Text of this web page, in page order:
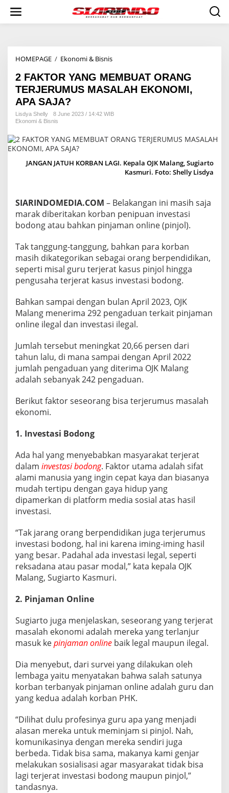
i
HOMEPAGE / Ekonomi & Bisnis
A
K
T
R
N
M
A
T
O
N
G
T
E
E
R
U
U
M
A
S
L
N
O
M
,
A
A
J
A
?
2 FAKTOR YANG MEMBUAT ORANG
TERJERUMUS MASALAH EKONOMI,
APA SAJA?
Lisdya Shelly
8 June 2023 / 14:42 WIB
Ekonomi & Bisnis
JANGAN JATUH KORBAN LAGI. Kepala OJK Malang, Sugiarto
Kasmuri. Foto: Shelly Lisdya
SIARINDOMEDIA.COM – Belakangan ini masih saja
marak diberitakan korban penipuan investasi
bodong atau bahkan pinjaman online (pinjol).
Tak tanggung-tanggung, bahkan para korban
masih dikategorikan sebagai orang berpendidikan,
seperti misal guru terjerat kasus pinjol hingga
pengusaha terjerat kasus investasi bodong.
Bahkan sampai dengan bulan April 2023, OJK
Malang menerima 292 pengaduan terkait pinjaman
online ilegal dan investasi ilegal.
Jumlah tersebut meningkat 20,66 persen dari
tahun lalu, di mana sampai dengan April 2022
jumlah pengaduan yang diterima OJK Malang
adalah sebanyak 242 pengaduan.
Berikut faktor seseorang bisa terjerumus masalah
ekonomi.
1. Investasi Bodong
Ada hal yang menyebabkan masyarakat terjerat
dalam investasi bodong. Faktor utama adalah sifat
alami manusia yang ingin cepat kaya dan biasanya
mudah tertipu dengan gaya hidup yang
dipamerkan di platform media sosial atas hasil
investasi.
“Tak jarang orang berpendidikan juga terjerumus
investasi bodong, hal ini karena iming-iming hasil
yang besar. Padahal ada investasi legal, seperti
reksadana atau pasar modal,” kata kepala OJK
Malang, Sugiarto Kasmuri.
2. Pinjaman Online
Sugiarto juga menjelaskan, seseorang yang terjerat
masalah ekonomi adalah mereka yang terlanjur
masuk kepinjaman online baik legal maupun ilegal.
Dia menyebut, dari survei yang dilakukan oleh
lembaga yaitu menyatakan bahwa salah satunya
korban terbanyak pinjaman online adalah guru dan
yang kedua adalah korban PHK.
“Dilihat dulu profesinya guru apa yang menjadi
alasan mereka untuk meminjam si pinjol. Nah,
komunikasinya dengan mereka sendiri juga
berbeda. Tidak bisa sama, makanya kami genjar
melakukan sosialisasi agar masyarakat tidak bisa
lagi terjerat investasi bodong maupun pinjol,”
tandasnya.